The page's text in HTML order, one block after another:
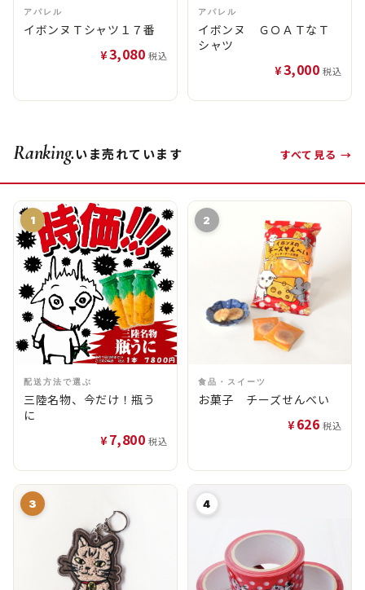
アパレル
イボンヌＴシャツ１７番
¥3,080 税込
アパレル
イボンヌ ＧＯＡＴなＴ
シャツ
¥3,000 税込
Ranking.いま売れています すべて見る →
1
配送方法で選ぶ
三陸名物、今だけ！瓶う
に
¥7,800 税込
2
食品・スイーツ
お菓子 チーズせんべい
¥626 税込
3 4